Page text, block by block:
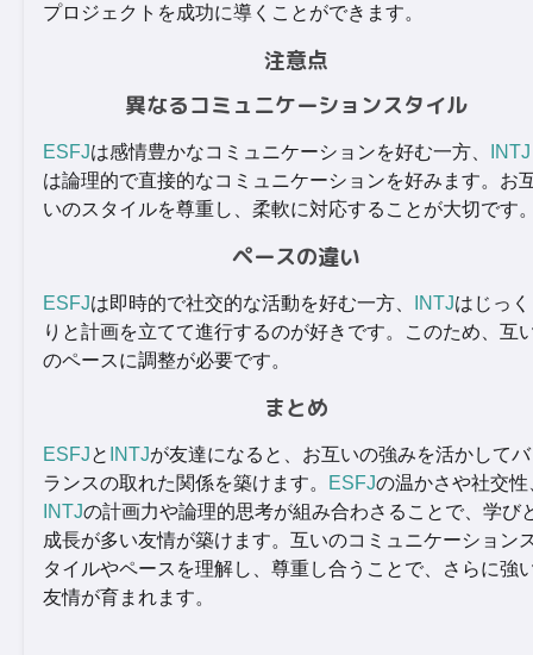
プロジェクトを成功に導くことができます。
注意点
異なるコミュニケーションスタイル
ESFJは感情豊かなコミュニケーションを好む一方、
INTJ
は論理的で直接的なコミュニケーションを好みます。お
いのスタイルを尊重し、柔軟に対応することが大切です
ペースの違い
ESFJは即時的で社交的な活動を好む一方、 INTJはじっく
りと計画を立てて進行するのが好きです。このため、互
のペースに調整が必要です。
まとめ
ESFJと INTJが友達になると、お互いの強みを活かしてバ
ランスの取れた関係を築けます。
ESFJの温かさや社交性
INTJの計画力や論理的思考が組み合わさることで、学び
成長が多い友情が築けます。互いのコミュニケーション
タイルやペースを理解し、尊重し合うことで、さらに強
友情が育まれます。